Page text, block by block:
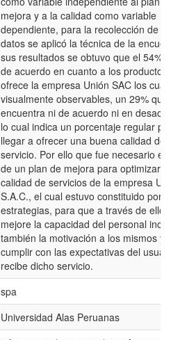
mejora y a la calidad como variable
dependiente, para la recolección de
datos se aplicó la técnica de la
sus resultados se obtuvo que el 54%
de acuerdo en cuanto a los productos
ofrece la empresa Unión SAC los
visualmente observables, un 29% que
encuentra ni de acuerdo ni en
lo cual indica un porcentaje regular
llegar a ofrecer una buena calidad de
servicio. Por ello que fue necesario el
de un plan de mejora para optimizar la
calidad de servicios de la empresa
S.A.C., el cual estuvo constituido por
estrategias, para que a través de ello
mejore la capacidad del personal
también la motivación a los mismos y
cumplir con las expectativas del
recibe dicho servicio.
spa
Universidad Alas Peruanas